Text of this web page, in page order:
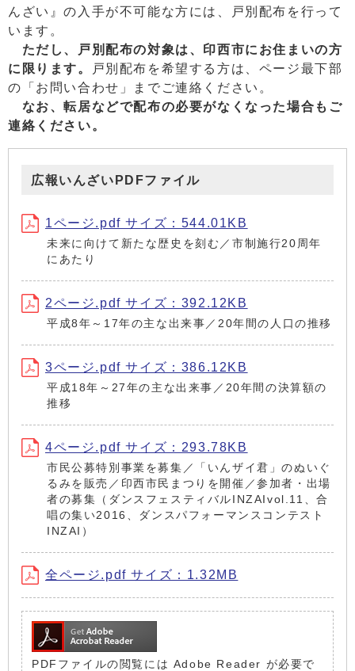
んざい』の入手が不可能な方には、戸別配布を行って
います。
ただし、戸別配布の対象は、印西市にお住まいの方
に限ります。
戸別配布を希望する方は、ページ最下部
の「お問い合わせ」までご連絡ください。
なお、転居などで配布の必要がなくなった場合もご
連絡ください。
広報いんざいPDFファイル
1ページ.pdf サイズ：544.01KB
未来に向けて新たな歴史を刻む／市制施行20周年
にあたり
2ページ.pdf サイズ：392.12KB
平成8年～17年の主な出来事／20年間の人口の推移
3ページ.pdf サイズ：386.12KB
平成18年～27年の主な出来事／20年間の決算額の
推移
4ページ.pdf サイズ：293.78KB
市民公募特別事業を募集／「いんザイ君」のぬいぐ
るみを販売／印西市民まつりを開催／参加者・出場
者の募集（ダンスフェスティバルINZAIvol.11、合
唱の集い2016、ダンスパフォーマンスコンテスト
INZAI）
全ページ.pdf サイズ：1.32MB
PDFファイルの閲覧には Adobe Reader が必要で